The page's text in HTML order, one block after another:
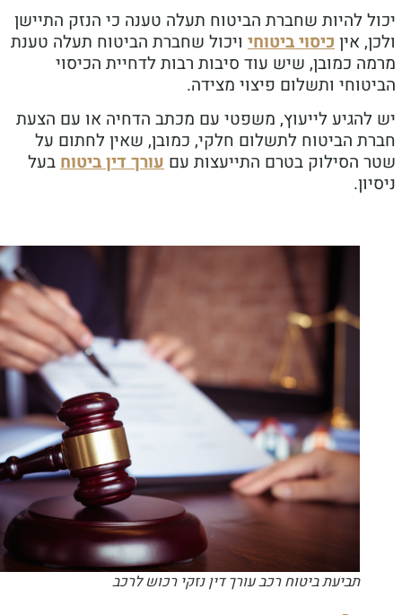
להיות שחברת הביטוח תעלה טענה כי הנזק התיישן
אין כיסוי ביטוחיויכול שחברת הביטוח תעלה טענת
כמובן, שיש עוד סיבות רבות לדחיית הכיסוי
ותשלום פיצוי מצידה.
לייעוץ, משפטי עם מכתב הדחיה או עם הצעת
הביטוח לתשלום חלקי, כמובן, שאין לחתום על
הסילוק בטרם התייעצות עם עורך דין ביטוחבעל
תביעת ביטוח רכב עורך דין נזקי רכוש לרכב